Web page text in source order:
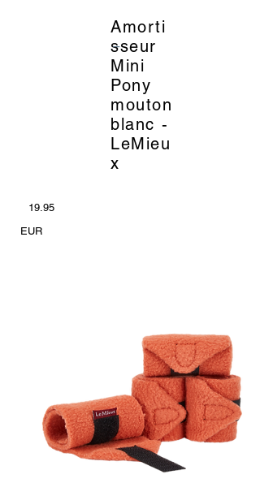
Amorti
sseur
Mini
Pony
mouton
blanc -
LeMieu
x
_
19.95
EUR